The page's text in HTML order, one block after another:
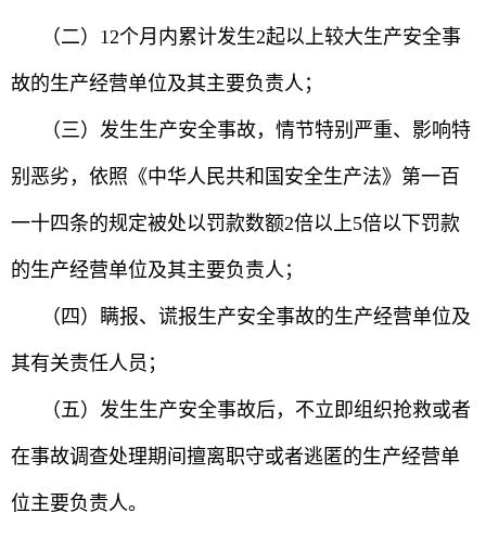
（二）12个月内累计发生2起以上较大生产安全事
故的生产经营单位及其主要负责人；
（三）发生生产安全事故，情节特别严重、影响特
别恶劣，依照《中华人民共和国安全生产法》第一百
一十四条的规定被处以罚款数额2倍以上5倍以下罚款
的生产经营单位及其主要负责人；
（四）瞒报、谎报生产安全事故的生产经营单位及
其有关责任人员；
（五）发生生产安全事故后，不立即组织抢救或者
在事故调查处理期间擅离职守或者逃匿的生产经营单
位主要负责人。